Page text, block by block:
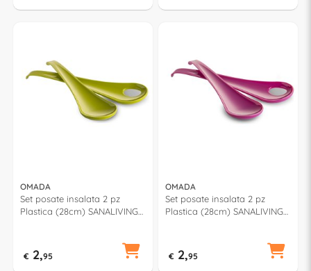
OMADA
Set posate insalata 2 pz
Plastica (28cm) SANALIVING
€ 2,95
OMADA
Set posate insalata 2 pz
Plastica (28cm) SANALIVING
€ 2,95